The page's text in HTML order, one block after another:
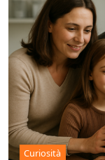
Curiosità